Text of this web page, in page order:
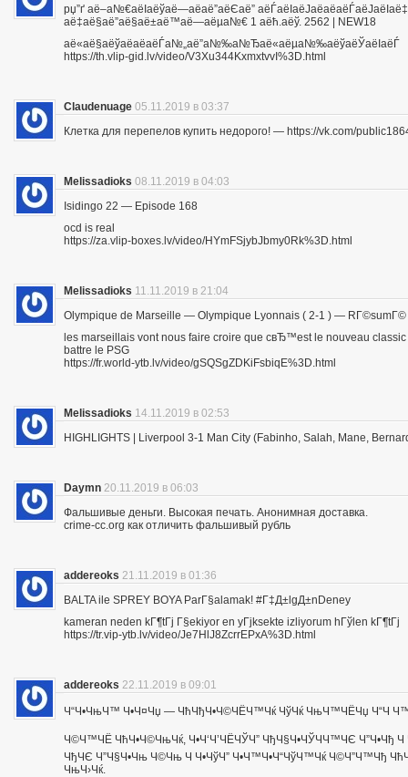
рџ”ґ аё–а№€аёІаёўаё—аё­аё”аёЄаё”
аё‡аё§аё”аё§аё±аё™аё—аёµа№€ 1 аёћ.аёў. 2562 | NEW18
аё«аё§аёўаё­аё­аёЃа№„аё”а№‰а№Ђаё«аёµа№‰аёўаёЎаёІаёЃ
https://th.vlip-gid.lv/video/V3Xu344KxmxtvvI%3D.html
Claudenuage 05.11.2019 в 03:37
Клетка для перепелов купить недорого! — https://vk.com/
Melissadioks 08.11.2019 в 04:03
Isidingo 22 — Episode 168
ocd is real
https://za.vlip-boxes.lv/video/HYmFSjybJbmy0Rk%3D.html
Melissadioks 11.11.2019 в 21:04
Olympique de Marseille — Olympique Lyonnais ( 2-1 ) —
les marseillais vont nous faire croire que cвЂ™est le nouveau
battre le PSG
https://fr.world-ytb.lv/video/gSQSgZDKiFsbiqE%3D.html
Melissadioks 14.11.2019 в 02:53
HIGHLIGHTS | Liverpool 3-1 Man City (Fabinho, Salah, Mane,
Daymn 20.11.2019 в 06:03
Фальшивые деньги. Высокая печать. Анонимная доставка.
crime-cc.org как отличить фальшивый рубль
addereoks 21.11.2019 в 01:36
BALTA ile SPREY BOYA ParГ§alamak! #Г‡Д±lgД±nDeney
kameran neden kГ¶tГј Г§ekiyor en yГјksekte izliyorum hГўlen kГ¶tГј
https://tr.vip-ytb.lv/video/Je7HlJ8ZcrrEPxA%3D.html
addereoks 22.11.2019 в 09:01
Ч“Ч•ЧњЧ™ Ч•Ч¤Чџ — ЧћЧђЧ•Ч©ЧЁЧ™Чќ ЧўЧќ ЧњЧ™ЧЁЧџ Ч“Ч
Ч©Ч™ЧЁ ЧћЧ•Ч©ЧњЧќ, Ч•Ч‘Ч’ЧЁЧЎЧ” ЧђЧ§Ч•ЧЎЧЧ™ЧЄ Ч”Ч•Чђ
ЧђЧЄ Ч”Ч§Ч•Чњ Ч©Чњ Ч Ч•ЧўЧ” Ч•Ч™Ч•Ч“ЧўЧ™Чќ Ч©Ч”Ч™Чђ
ЧњЧ›Чќ.